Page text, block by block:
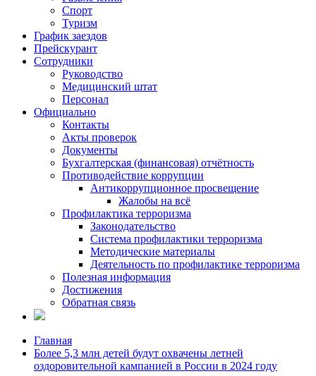
Спорт
Туризм
График заездов
Прейскурант
Сотрудники
Руководство
Медицинский штат
Персонал
Официально
Контакты
Акты проверок
Документы
Бухгалтерская (финансовая) отчётность
Противодействие коррупции
Антикоррупционное просвещение
Жалобы на всё
Профилактика терроризма
Законодательство
Система профилактики терроризма
Методические материалы
Деятельность по профилактике терроризма
Полезная информация
Достижения
Обратная связь
Главная
Более 5,3 млн детей будут охвачены летней
оздоровительной кампанией в России в 2024 году